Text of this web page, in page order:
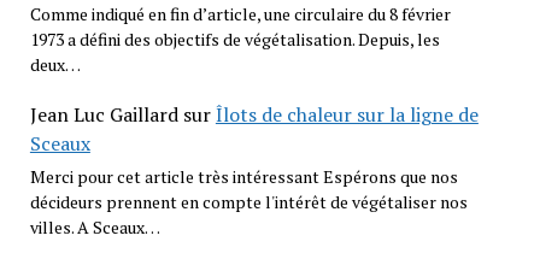
Comme indiqué en fin d’article, une circulaire du 8 février
1973 a défini des objectifs de végétalisation. Depuis, les
deux…
Jean Luc GaillardsurÎlots de chaleur sur la ligne de
Sceaux
Merci pour cet article très intéressant Espérons que nos
décideurs prennent en compte l'intérêt de végétaliser nos
villes. A Sceaux…